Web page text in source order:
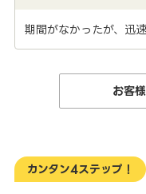
期間がなかったが、迅
お客
カンタン4ステップ！